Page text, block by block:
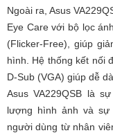
Ngoài ra, Asus
Eye Care với bộ lọc
(Flicker-Free), giúp
hình. Hệ thống kết nối
D-Sub (VGA) giúp dễ
Asus VA229QSB là
lượng hình ảnh và
người dùng từ nhân